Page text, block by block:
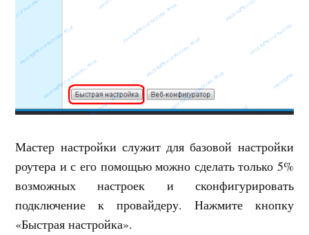
Мастер настройки служит для базовой настройки
роутера и с его помощью можно сделать только 5%
возможных настроек и сконфигурировать
подключение к провайдеру. Нажмите кнопку
«Быстрая настройка».